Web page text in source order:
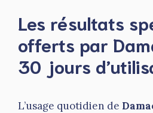
Les résultats
offerts par
30 jours
L’usage quotidien de